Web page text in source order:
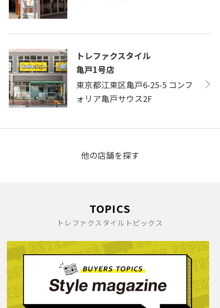
トレファクスタイル
亀戸1号店
東京都江東区亀戸6-25-5 コンフ
ォリア亀戸サウス2F
他の店舗を探す
TOPICS
トレファクスタイルトピックス